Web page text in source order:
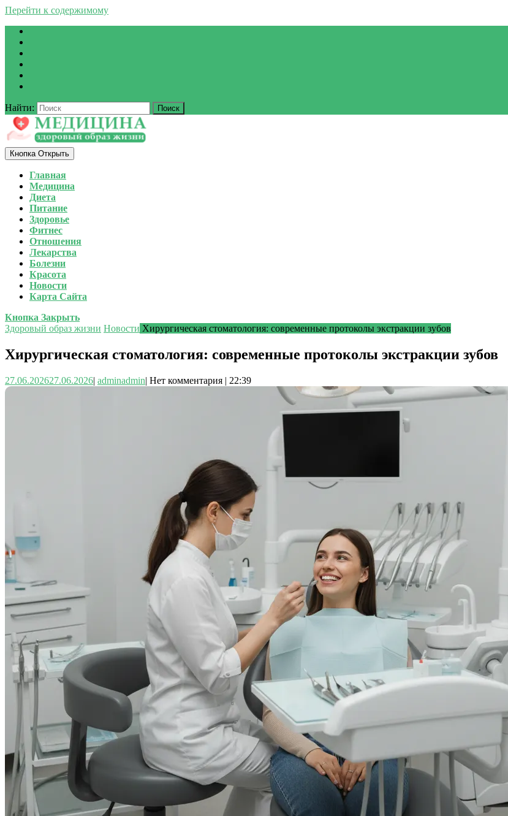
Перейти к содержимому
Найти:
Кнопка Открыть
Главная
Медицина
Диета
Питание
Здоровье
Фитнес
Отношения
Лекарства
Болезни
Красота
Новости
Карта Сайта
Кнопка Закрыть
Здоровый образ жизни Новости Хирургическая стоматология: современные протоколы экстракции зубов
Хирургическая стоматология: современные протоколы экстракции зубов
27.06.202627.06.2026| adminadmin| Нет комментария | 22:39